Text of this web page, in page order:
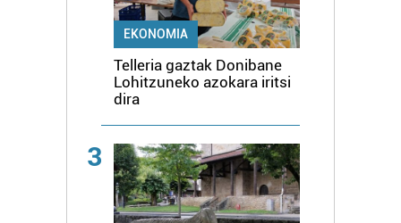
EKONOMIA
Telleria gaztak Donibane
Lohitzuneko azokara iritsi
dira
3